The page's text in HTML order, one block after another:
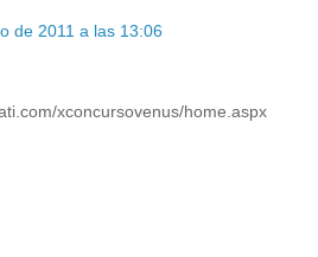
de 2011 a las 13:06
xconcursovenus/home.aspx